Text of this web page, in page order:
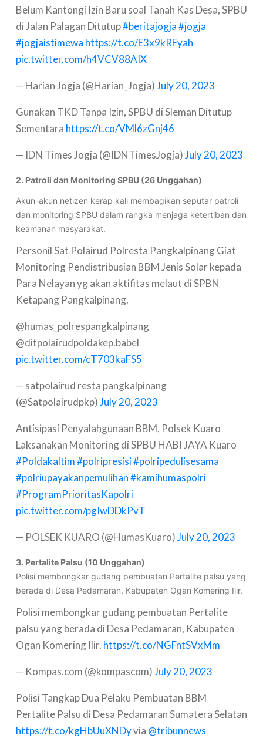
Belum Kantongi Izin Baru soal Tanah Kas Desa, SPBU
di Jalan Palagan Ditutup#beritajogja#jogja
#jogjaistimewa https://t.co/E3x9kRFyah
pic.twitter.com/h4VCV88AIX
— Harian Jogja (@Harian_Jogja)July 20, 2023
Gunakan TKD Tanpa Izin, SPBU di Sleman Ditutup
Sementara https://t.co/VMl6zGnj46
— IDN Times Jogja (@IDNTimesJogja)July 20, 2023
2. Patroli dan Monitoring SPBU (26 Unggahan)
Akun-akun netizen kerap kali membagikan seputar patroli
dan monitoring SPBU dalam rangka menjaga ketertiban dan
keamanan masyarakat.
Personil Sat Polairud Polresta Pangkalpinang Giat
Monitoring Pendistribusian BBM Jenis Solar kepada
Para Nelayan yg akan aktifitas melaut di SPBN
Ketapang Pangkalpinang.
@humas_polrespangkalpinang
@ditpolairudpoldakep.babel
pic.twitter.com/cT703kaFS5
— satpolairud resta pangkalpinang
(@Satpolairudpkp)July 20, 2023
Antisipasi Penyalahgunaan BBM, Polsek Kuaro
Laksanakan Monitoring di SPBU HABI JAYA Kuaro
#Poldakaltim#polripresisi#polripedulisesama
#polriupayakanpemulihan#kamihumaspolri
#ProgramPrioritasKapolri
pic.twitter.com/pgIwDDkPvT
— POLSEK KUARO (@HumasKuaro)July 20, 2023
3. Pertalite Palsu (10 Unggahan)
Polisi membongkar gudang pembuatan Pertalite palsu yang
berada di Desa Pedamaran, Kabupaten Ogan Komering Ilir.
Polisi membongkar gudang pembuatan Pertalite
palsu yang berada di Desa Pedamaran, Kabupaten
Ogan Komering Ilir. https://t.co/NGFntSVxMm
— Kompas.com (@kompascom)July 20, 2023
Polisi Tangkap Dua Pelaku Pembuatan BBM
Pertalite Palsu di Desa Pedamaran Sumatera Selatan
https://t.co/kgHbUuXNDyvia @tribunnews